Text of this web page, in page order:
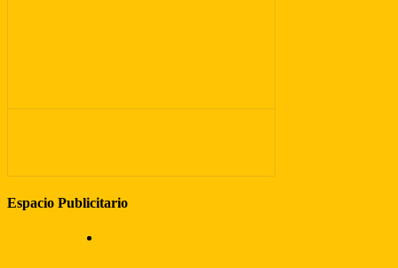
Espacio Publicitario